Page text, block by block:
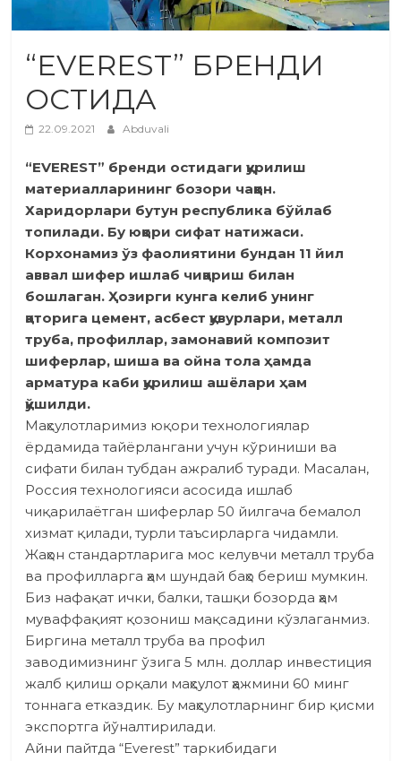
“EVEREST” БРЕНДИ
ОСТИДА
22.09.2021 Abduvali
“EVEREST” бренди остидаги қурилиш
материалларининг бозори чаққон.
Харидорлари бутун республика бўйлаб
топилади. Бу юқори сифат натижаси.
Корхонамиз ўз фаолиятини бундан 11 йил
аввал шифер ишлаб чиқариш билан
бошлаган. Ҳозирги кунга келиб унинг
қаторига цемент, асбест қувурлари, металл
труба, профиллар, замонавий композит
шиферлар, шиша ва ойна тола ҳамда
арматура каби қурилиш ашёлари ҳам
қўшилди.
Маҳсулотларимиз юқори технология­лар
ёрдамида тайёрлангани учун кўриниши ва
сифати билан тубдан ажралиб туради. Масалан,
Россия технологияси асосида ишлаб
чиқарилаётган шиферлар 50 йилгача бемалол
хизмат қилади, турли таъсирларга чидамли.
Жаҳон стандартларига мос келувчи металл труба
ва профилларга ҳам шундай баҳо бериш мумкин.
Биз нафақат ички, балки, ташқи бозорда ҳам
муваффақият қозониш мақсадини кўзлаганмиз.
Биргина металл труба ва профил
заводимизнинг ўзига 5 млн. доллар инвестиция
жалб қилиш орқали маҳсулот ҳажмини 60 минг
тоннага етказдик. Бу маҳсулотларнинг бир қисми
экспортга йўналтирилади.
Айни пайтда “Everest” таркибидаги